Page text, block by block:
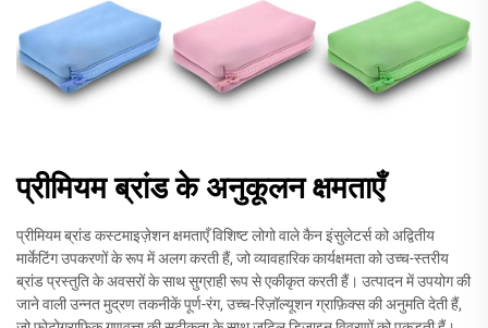
प्रीमियम ब्रांड के अनुकूलन क्षमताएँ
प्रीमियम ब्रांड कस्टमाइज़ेशन क्षमताएँ विशिष्ट लोगो वाले कैन इंसुलेटर्स को अद्वितीय
मार्केटिंग उपकरणों के रूप में अलग करती हैं, जो व्यावहारिक कार्यक्षमता को उच्च-स्तरीय
ब्रांड प्रस्तुति के अवसरों के साथ सुग्राही रूप से एकीकृत करती हैं। उत्पादन में उपयोग की
जाने वाली उन्नत मुद्रण तकनीकें पूर्ण-रंग, उच्च-रिज़ॉल्यूशन ग्राफ़िक्स की अनुमति देती हैं,